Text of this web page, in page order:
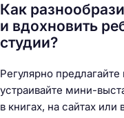
Как
и вдохновить
студии?
Регулярно
устраивайте мини-
в книгах, на сайтах